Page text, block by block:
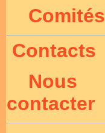
Comités
Contacts
Nous
contacter